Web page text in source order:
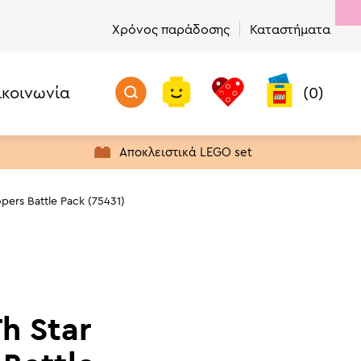
Χρόνος παράδοσης Καταστήματα
Μην Χάσετε!
Προϊόντα με Απόθεμα
Πρώτα σε Πωλήσεις
(0)
Αποκλειστικά LEGO set
Battle Pack (75431)
Star
Προσθήκη στο καλάθι